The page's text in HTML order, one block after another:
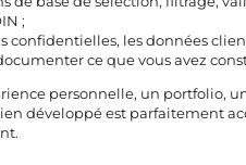
;
confidentielles, les données
ce que vous avez
personnelle, un portfolio,
développé est parfaitement